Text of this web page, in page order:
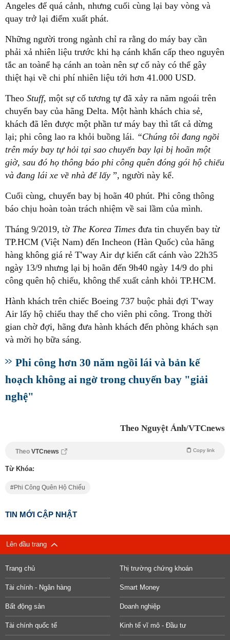
Angeles để quá cảnh, nhưng cuối cùng lại bay vòng và
quay trở lại điểm xuất phát.
Những người trong ngành chỉ ra rằng do máy bay cần
phải xả nhiên liệu trước khi hạ cánh khẩn cấp theo nguyên
tắc an toànể hạ cánh an toàn nên sự cố này có thể gây
thiệt hại về chi phí nhiên liệu tới hơn 41.000 USD.
Theo Stuff, một sự cố tương tự đã xảy ra năm ngoái trên
chuyến bay của hãng Delta. Một hành khách chia sẻ,
khách đã lên được một phần tư máy bay thì tất cả dừng
lại; phi công lao ra khỏi buồng lái. “Chúng tôi đang ngồi
trên máy bay tự hỏi tại sao chuyến bay lại bị hoãn một
giờ, sau đó họ thông báo phi công quên đóng gói hộ chiếu
và đang lái xe về nhà để lấy ”, người này kể.
Cuối cùng, chuyến bay bị hoãn 40 phút. Phi công thông
báo chịu hoàn toàn trách nhiệm về sai lầm của mình.
Tháng 9/2019, tờ The Korea Times đưa tin chuyến bay từ
TP.HCM (Việt Nam) đến Incheon (Hàn Quốc) của hãng
hàng không giá rẻ T'way Air dự kiến cất cánh vào 22h35
ngày 13/9 nhưng lại bị hoãn đến 9h40 ngày 14/9 do phi
công quên hộ chiếu, không thể xuất cảnh khỏi TP.HCM.
Hành khách trên chiếc Boeing 737 buộc phải đợi T'way
Air lấy hộ chiếu thay thế cho viên phi công. Trong thời
gian chờ đợi, hãng đưa hành khách đến phòng khách sạn
và mời họ bữa sáng.
Phi công hơn 30 năm ngồi lái và bản kế
hoạch không ai ngờ trong chuyến bay "giải
nghệ"
Theo Nguyệt Ánh/VTCnews
Theo VTCnews Copy link
Từ Khóa:
Phi Công Quên Hộ Chiếu
TIN MỚI CẬP NHẬT
Lên đầu trang
Trang chủ Thị trường chứng khoán
Tài chính - Ngân hàng Smart Money
Bất động sản Doanh nghiệp
Tài chính quốc tế Kinh tế vĩ mô - Đầu tư